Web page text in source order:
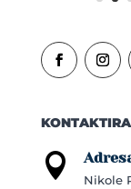
 Nikole